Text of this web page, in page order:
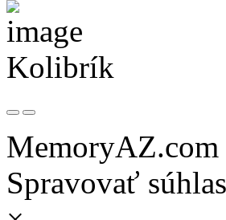
Kolibrík
MemoryAZ.com
Spravovať súhlas